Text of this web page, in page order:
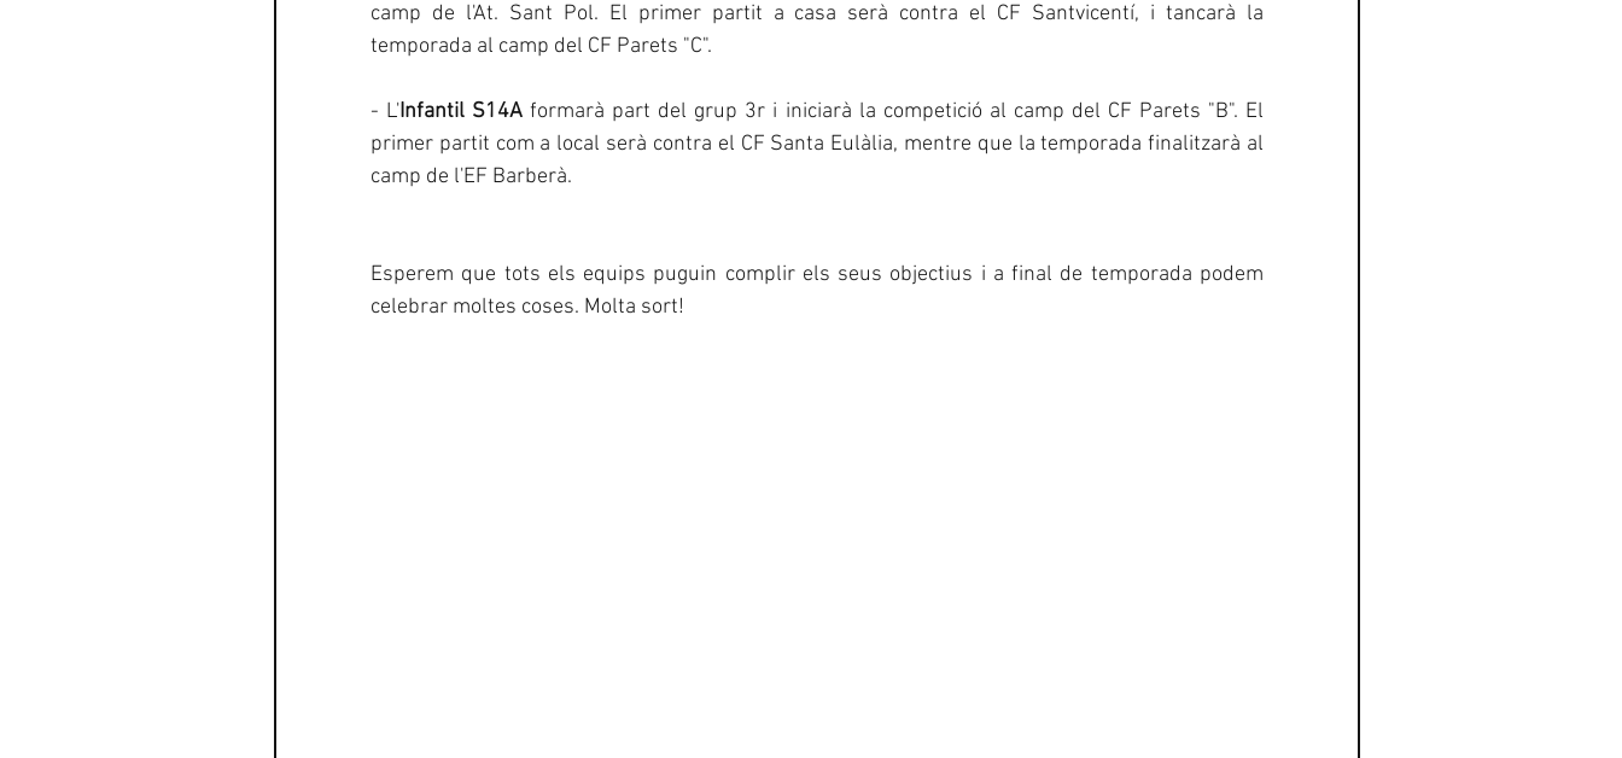
camp de l'At. Sant Pol. El primer partit a casa serà contra el CF Santvicentí, i tancarà la
temporada al camp del CF Parets "C".
- L'Infantil S14A formarà part del grup 3r i iniciarà la competició al camp del CF Parets "B". El
primer partit com a local serà contra el CF Santa Eulàlia, mentre que la temporada finalitzarà al
camp de l'EF Barberà.
Esperem que tots els equips puguin complir els seus objectius i a final de temporada podem
celebrar moltes coses. Molta sort!